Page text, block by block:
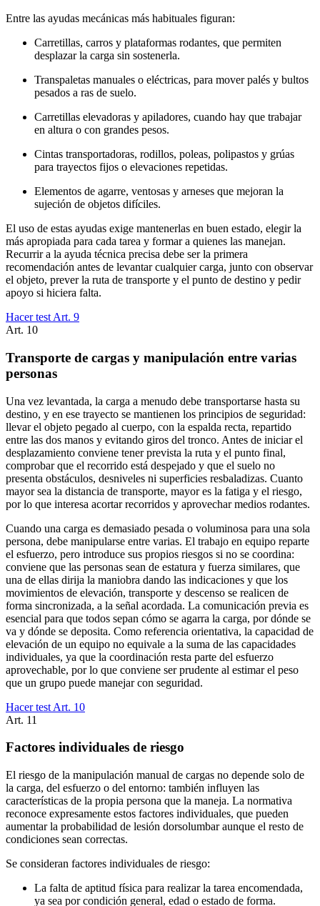
Entre las ayudas mecánicas más habituales figuran:
Carretillas, carros y plataformas rodantes, que permiten
desplazar la carga sin sostenerla.
Transpaletas manuales o eléctricas, para mover palés y bultos
pesados a ras de suelo.
Carretillas elevadoras y apiladores, cuando hay que trabajar
en altura o con grandes pesos.
Cintas transportadoras, rodillos, poleas, polipastos y grúas
para trayectos fijos o elevaciones repetidas.
Elementos de agarre, ventosas y arneses que mejoran la
sujeción de objetos difíciles.
El uso de estas ayudas exige mantenerlas en buen estado, elegir la
más apropiada para cada tarea y formar a quienes las manejan.
Recurrir a la ayuda técnica precisa debe ser la primera
recomendación antes de levantar cualquier carga, junto con observar
el objeto, prever la ruta de transporte y el punto de destino y pedir
apoyo si hiciera falta.
Hacer test Art. 9
Art. 10
Transporte de cargas y manipulación entre varias
personas
Una vez levantada, la carga a menudo debe transportarse hasta su
destino, y en ese trayecto se mantienen los principios de seguridad:
llevar el objeto pegado al cuerpo, con la espalda recta, repartido
entre las dos manos y evitando giros del tronco. Antes de iniciar el
desplazamiento conviene tener prevista la ruta y el punto final,
comprobar que el recorrido está despejado y que el suelo no
presenta obstáculos, desniveles ni superficies resbaladizas. Cuanto
mayor sea la distancia de transporte, mayor es la fatiga y el riesgo,
por lo que interesa acortar recorridos y aprovechar medios rodantes.
Cuando una carga es demasiado pesada o voluminosa para una sola
persona, debe manipularse entre varias. El trabajo en equipo reparte
el esfuerzo, pero introduce sus propios riesgos si no se coordina:
conviene que las personas sean de estatura y fuerza similares, que
una de ellas dirija la maniobra dando las indicaciones y que los
movimientos de elevación, transporte y descenso se realicen de
forma sincronizada, a la señal acordada. La comunicación previa es
esencial para que todos sepan cómo se agarra la carga, por dónde se
va y dónde se deposita. Como referencia orientativa, la capacidad de
elevación de un equipo no equivale a la suma de las capacidades
individuales, ya que la coordinación resta parte del esfuerzo
aprovechable, por lo que conviene ser prudente al estimar el peso
que un grupo puede manejar con seguridad.
Hacer test Art. 10
Art. 11
Factores individuales de riesgo
El riesgo de la manipulación manual de cargas no depende solo de
la carga, del esfuerzo o del entorno: también influyen las
características de la propia persona que la maneja. La normativa
reconoce expresamente estos factores individuales, que pueden
aumentar la probabilidad de lesión dorsolumbar aunque el resto de
condiciones sean correctas.
Se consideran factores individuales de riesgo:
La falta de aptitud física para realizar la tarea encomendada,
ya sea por condición general, edad o estado de forma.